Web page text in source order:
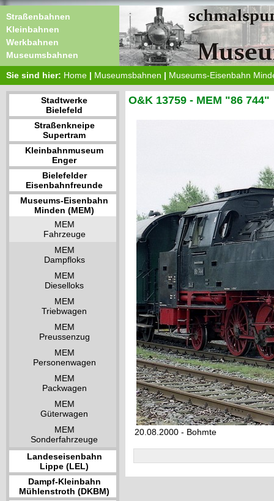
Straßenbahnen
Kleinbahnen
Werkbahnen
Museumsbahnen
Sie sind hier: Home | Museumsbahnen | Museums-Eisenbahn
Stadtwerke
Bielefeld
Straßenkneipe
Supertram
Kleinbahnmuseum
Enger
Bielefelder
Eisenbahnfreunde
Museums-Eisenbahn
Minden (MEM)
MEM
Fahrzeuge
MEM
Dampfloks
MEM
Dieselloks
MEM
Triebwagen
MEM
Preussenzug
MEM
Personenwagen
MEM
Packwagen
MEM
Güterwagen
MEM
Sonderfahrzeuge
Landeseisenbahn
Lippe (LEL)
Dampf-Kleinbahn
Mühlenstroth (DKBM)
O&K 13759 - MEM "86 744"
20.08.2000 - Bohmte